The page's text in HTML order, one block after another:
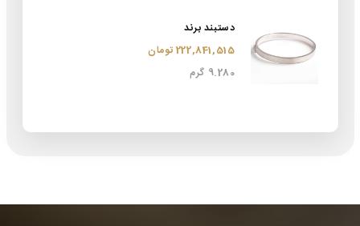
دستبند برند
222,841,515 تومان
9.280 گرم